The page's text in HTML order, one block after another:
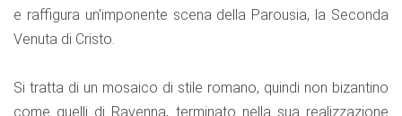
e raffigura un'imponente scena della Parousia, la Seconda
Venuta di Cristo.
Si tratta di un mosaico di stile romano, quindi non bizantino
come quelli di Ravenna, terminato nella sua realizzazione